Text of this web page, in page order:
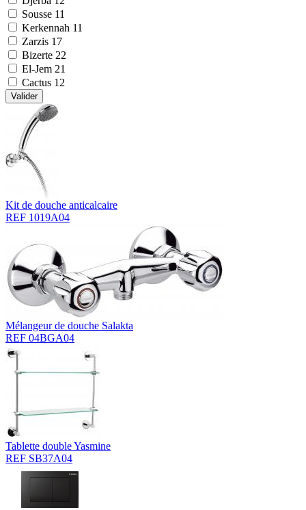
Sousse 11
Kerkennah 11
Zarzis 17
Bizerte 22
El-Jem 21
Cactus 12
Valider
Kit de douche anticalcaire
REF 1019A04
Mélangeur de douche Salakta
REF 04BGA04
Tablette double Yasmine
REF SB37A04